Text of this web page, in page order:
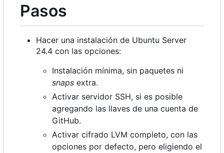
Pasos
Hacer una instalación de Ubuntu Server
24.4 con las opciones:
Instalación mínima, sin paquetes ni
snaps extra.
Activar servidor SSH, si es posible
agregando las llaves de una cuenta de
GitHub.
Activar cifrado LVM completo, con las
opciones por defecto, pero eligiendo el